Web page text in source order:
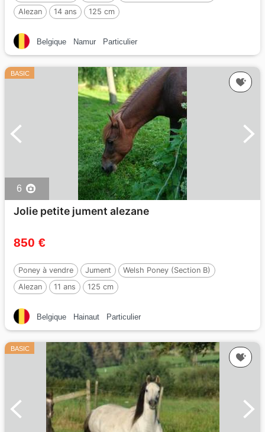
Alezan
14 ans 125 cm
Belgique Namur Particulier
BASIC
6
Jolie petite jument alezane
850 €
Poney à vendre Jument
Welsh Poney (Section B)
Alezan
11 ans 125 cm
Belgique Hainaut Particulier
BASIC